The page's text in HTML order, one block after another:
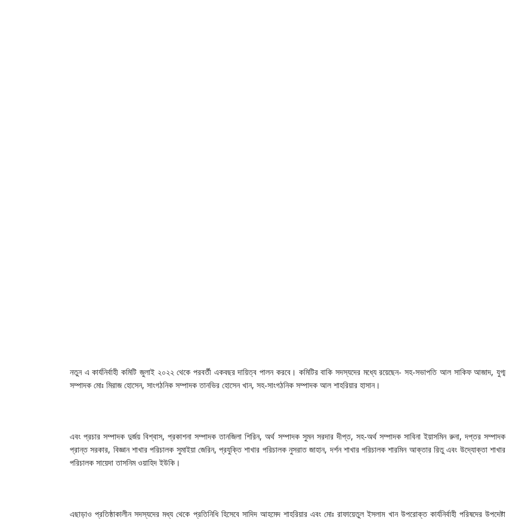
নতুন এ কার্যনির্বাহী কমিটি জুলাই ২০২২ থেকে পরবর্তী একবছর দায়িত্ব পালন করবে‌। কমিটির বাকি সদস্যদের মধ্যে রয়েছেন- সহ-সভাপতি আল সাকিফ আজাদ, যুগ্ম
সম্পাদক মোঃ মিরাজ হোসেন, সাংগঠনিক সম্পাদক তানভির হোসেন খান, সহ-সাংগঠনিক সম্পাদক আল শাহরিয়ার হাসান।
এবং প্রচার সম্পাদক দুর্জয় বিশ্বাস, প্রকাশনা সম্পাদক তানজিলা শিরিন, অর্থ সম্পাদক সুমন সরদার দীপ্ত, সহ-অর্থ সম্পাদক সাবিনা ইয়াসমিন রুনা, দপ্তর সম্পাদক
প্রান্ত সরকার, বিজ্ঞান শাখার পরিচালক সুমাইয়া জেরিন, প্রযুক্তি শাখার পরিচালক নুসরাত জাহান, দর্শন শাখার পরিচালক শারমিন আক্তার রিতু এবং উদ্যোক্তা শাখার
পরিচালক সায়েদা তাসনিম ওয়াহিদ ইউকি।
এছাড়াও প্রতিষ্ঠাকালীন সদস্যদের মধ্য থেকে প্রতিনিধি হিসেবে সাদিদ আহমেদ শাহরিয়ার এবং মোঃ রাফায়েতুল ইসলাম খান উপরোক্ত কার্যনির্বাহী পরিষদের উপদেষ্টা